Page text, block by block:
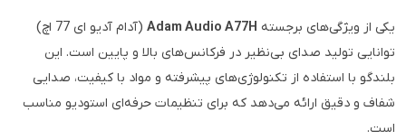
یکی از ویژگی‌های برجسته Adam Audio A77H
(آدام آدیو ای 77 اچ)
توانایی تولید صدای بی‌نظیر در فرکانس‌های بالا و پایین است. این
بلندگو با استفاده از تکنولوژی‌های پیشرفته و مواد با کیفیت، صدایی
شفاف و دقیق ارائه می‌دهد که برای تنظیمات حرفه‌ای استودیو مناسب
است.